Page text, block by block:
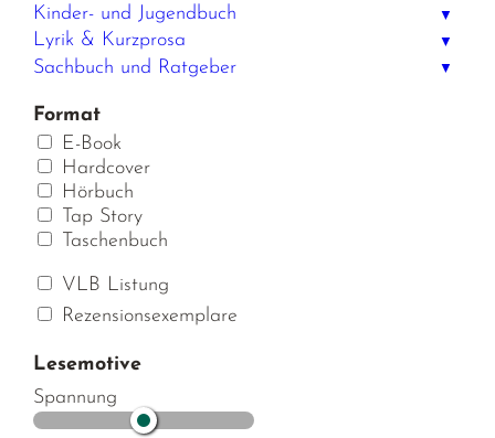
Kinder- und Jugendbuch ▼
Lyrik & Kurzprosa ▼
Sachbuch und Ratgeber ▼
Format
E-Book
Hardcover
Hörbuch
Tap Story
Taschenbuch
VLB Listung
Rezensionsexemplare
Lesemotive
Spannung